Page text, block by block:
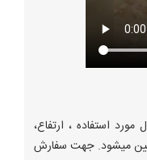
مورد استفاده ، ارتفاع،
میشود. جهت سفارش